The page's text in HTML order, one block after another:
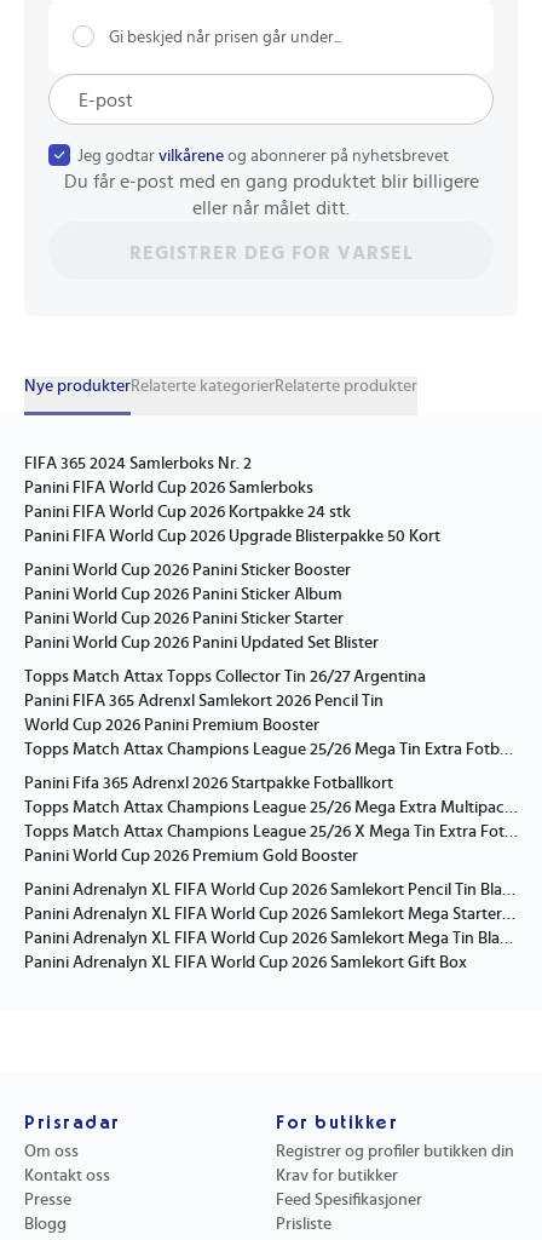
Gi beskjed når prisen går under...
Jeg godtar vilkårene og abonnerer på nyhetsbrevet
Du får e-post med en gang produktet blir billigere
eller når målet ditt.
REGISTRER DEG FOR VARSEL
Nye produkterRelaterte kategorierRelaterte produkter
FIFA 365 2024 Samlerboks Nr. 2
Panini FIFA World Cup 2026 Samlerboks
Panini FIFA World Cup 2026 Kortpakke 24 stk
Panini FIFA World Cup 2026 Upgrade Blisterpakke 50 Kort
Panini World Cup 2026 Panini Sticker Booster
Panini World Cup 2026 Panini Sticker Album
Panini World Cup 2026 Panini Sticker Starter
Panini World Cup 2026 Panini Updated Set Blister
Topps Match Attax Topps Collector Tin 26/27 Argentina
Panini FIFA 365 Adrenxl Samlekort 2026 Pencil Tin
World Cup 2026 Panini Premium Booster
Topps Match Attax Champions League 25/26 Mega Tin Extra Fotballkort
Panini Fifa 365 Adrenxl 2026 Startpakke Fotballkort
Topps Match Attax Champions League 25/26 Mega Extra Multipack Fotballkort
Topps Match Attax Champions League 25/26 X Mega Tin Extra Fotballkort
Panini World Cup 2026 Premium Gold Booster
Panini Adrenalyn XL FIFA World Cup 2026 Samlekort Pencil Tin Blandet
Panini Adrenalyn XL FIFA World Cup 2026 Samlekort Mega Starter Pack
Panini Adrenalyn XL FIFA World Cup 2026 Samlekort Mega Tin Blandet
Panini Adrenalyn XL FIFA World Cup 2026 Samlekort Gift Box
Prisradar
Om oss
Kontakt oss
Presse
Blogg
For butikker
Registrer og profiler butikken din
Krav for butikker
Feed Spesifikasjoner
Prisliste